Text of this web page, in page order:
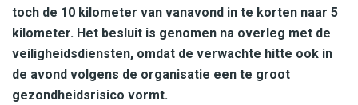
toch de 10 kilometer van vanavond in te korten naar 5
kilometer. Het besluit is genomen na overleg met de
veiligheidsdiensten, omdat de verwachte hitte ook in
de avond volgens de organisatie een te groot
gezondheidsrisico vormt.